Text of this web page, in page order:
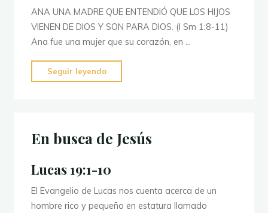
ANA UNA MADRE QUE ENTENDIÓ QUE LOS HIJOS
VIENEN DE DIOS Y SON PARA DIOS. (I Sm 1:8-11)
Ana fue una mujer que su corazón, en …
Seguir leyendo
conforme
Dios"
En busca de Jesús
Lucas 19:1-10
El Evangelio de Lucas nos cuenta acerca de un
hombre rico y pequeño en estatura llamado